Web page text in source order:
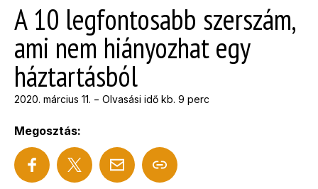
A 10 legfontosabb szerszám,
ami nem hiányozhat egy
háztartásból
2020. március 11. − Olvasási idő kb. 9 perc
Megosztás: